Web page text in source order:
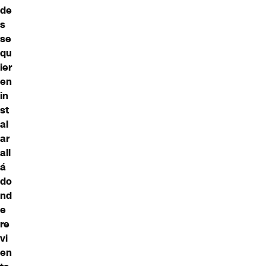
de
s
se
qu
ier
en
in
st
al
ar
all
á
do
nd
e
re
vi
en